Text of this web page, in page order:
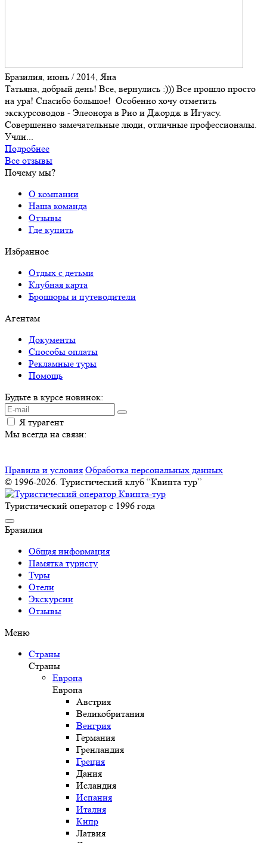
Бразилия, июнь / 2014, Яна
Татьяна, добрый день! Все, вернулись :))) Все прошло просто
на ура! Спасибо большое! Особенно хочу отметить
экскурсоводов - Элеонора в Рио и Джордж в Игуасу.
Совершенно замечательные люди, отличные профессионалы.
Учли...
Подробнее
Все отзывы
Почему мы?
О компании
Наша команда
Отзывы
Где купить
Избранное
Отдых с детьми
Клубная карта
Брошюры и путеводители
Агентам
Документы
Способы оплаты
Рекламные туры
Помощь
Будьте в курсе новинок:
Я турагент
Мы всегда на связи:
Правила и условия Обработка персональных данных
© 1996-2026. Туристический клуб “Квинта тур”
Туристический оператор с 1996 года
Бразилия
Общая информация
Памятка туристу
Туры
Отели
Экскурсии
Отзывы
Меню
Страны
Страны
Европа
Европа
Австрия
Великобритания
Венгрия
Германия
Гренландия
Греция
Дания
Исландия
Испания
Италия
Кипр
Латвия